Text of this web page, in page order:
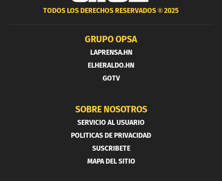
TODOS LOS DERECHOS RESERVADOS ®2025
GRUPO OPSA
LAPRENSA.HN
ELHERALDO.HN
GOTV
SOBRE NOSOTROS
SERVICIO AL USUARIO
POLITICAS DE PRIVACIDAD
SUSCRIBETE
MAPA DEL SITIO